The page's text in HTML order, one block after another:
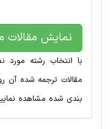
نمایش
با انتخاب رشته مورد
مقالات ترجمه شده
بندی شده مشاهده